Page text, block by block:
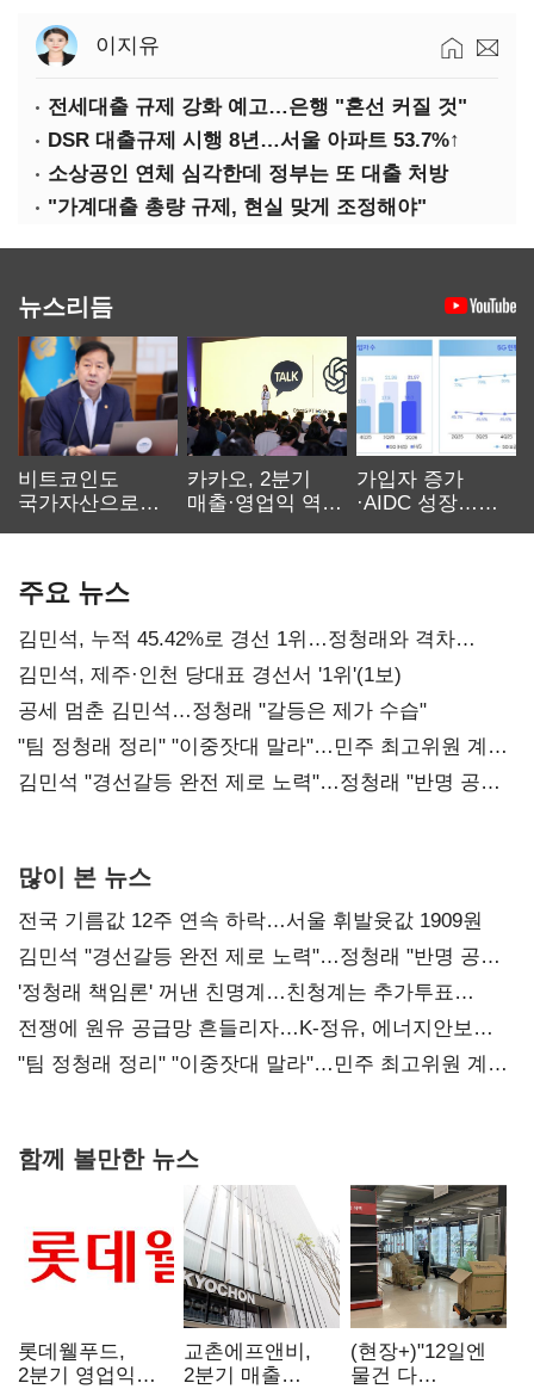
이지유
전세대출 규제 강화 예고…은행 "혼선 커질 것"
DSR 대출규제 시행 8년…서울 아파트 53.7%↑
소상공인 연체 심각한데 정부는 또 대출 처방
"가계대출 총량 규제, 현실 맞게 조정해야"
뉴스리듬
비트코인도
국가자산으로…'
카카오, 2분기
매출·영업익 역대
가입자 증가
·AIDC 성장…
주요 뉴스
김민석, 누적 45.42%로 경선 1위…정청래와 격차
0.86%p(2보)
김민석, 제주·인천 당대표 경선서 '1위'(1보)
공세 멈춘 김민석…정청래 "갈등은 제가 수습"
"팀 정청래 정리" "이중잣대 말라"…민주 최고위원 계파
다툼 격화
김민석 "경선갈등 완전 제로 노력"…정청래 "반명 공세
많이 본 뉴스
전국 기름값 12주 연속 하락…서울 휘발윳값 1909원
김민석 "경선갈등 완전 제로 노력"…정청래 "반명 공세
사과부터"
'정청래 책임론' 꺼낸 친명계…친청계는 추가투표
때리기
전쟁에 원유 공급망 흔들리자…K-정유, 에너지안보
핵심으로 재부상
"팀 정청래 정리" "이중잣대 말라"…민주 최고위원 계파
함께 볼만한 뉴스
롯데웰푸드,
2분기 영업익
교촌에프앤비,
2분기 매출
(현장+)"12일엔
물건 다